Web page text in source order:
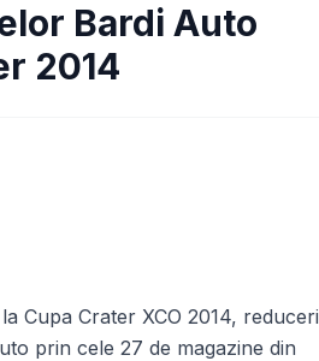
Bardi Auto
2014
Cupa Crater XCO 2014, reduceri
prin cele 27 de magazine din